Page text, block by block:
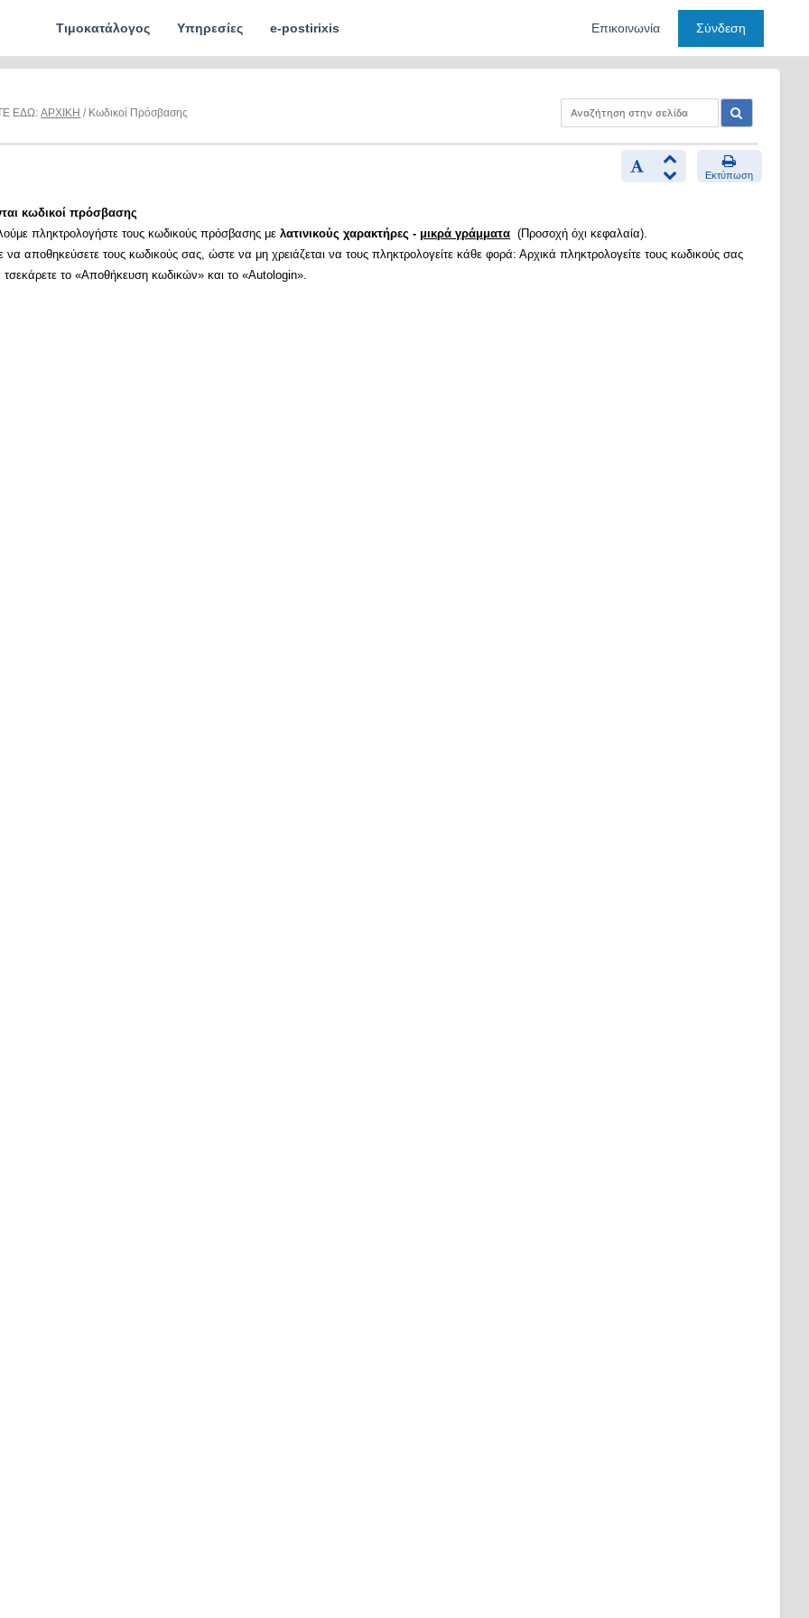
Τιμοκατάλογος Υπηρεσίες e-postirixis Επικοινωνία Σύνδεση
ΕΔΩ:ΑΡΧΙΚΗ / Κωδικοί Πρόσβασης
Εκτύπωση
κωδικοί πρόσβασης
πληκτρολογήστε τους κωδικούς πρόσβασης μελατινικούς χαρακτήρες - μικρά γράμματα (Προσοχή όχι κεφαλαία).
να αποθηκεύσετε τους κωδικούς σας, ώστε να μη χρειάζεται να τους πληκτρολογείτε κάθε φορά: Αρχικά πληκτρολογείτε τους κωδικούς σας
τσεκάρετε το «Αποθήκευση κωδικών» και το «Autologin».